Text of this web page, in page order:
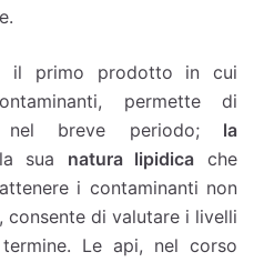
il primo prodotto in cui
permette di
nel breve periodo; la
sua natura lipidica che
i contaminanti non
di valutare i livelli
Le api, nel corso